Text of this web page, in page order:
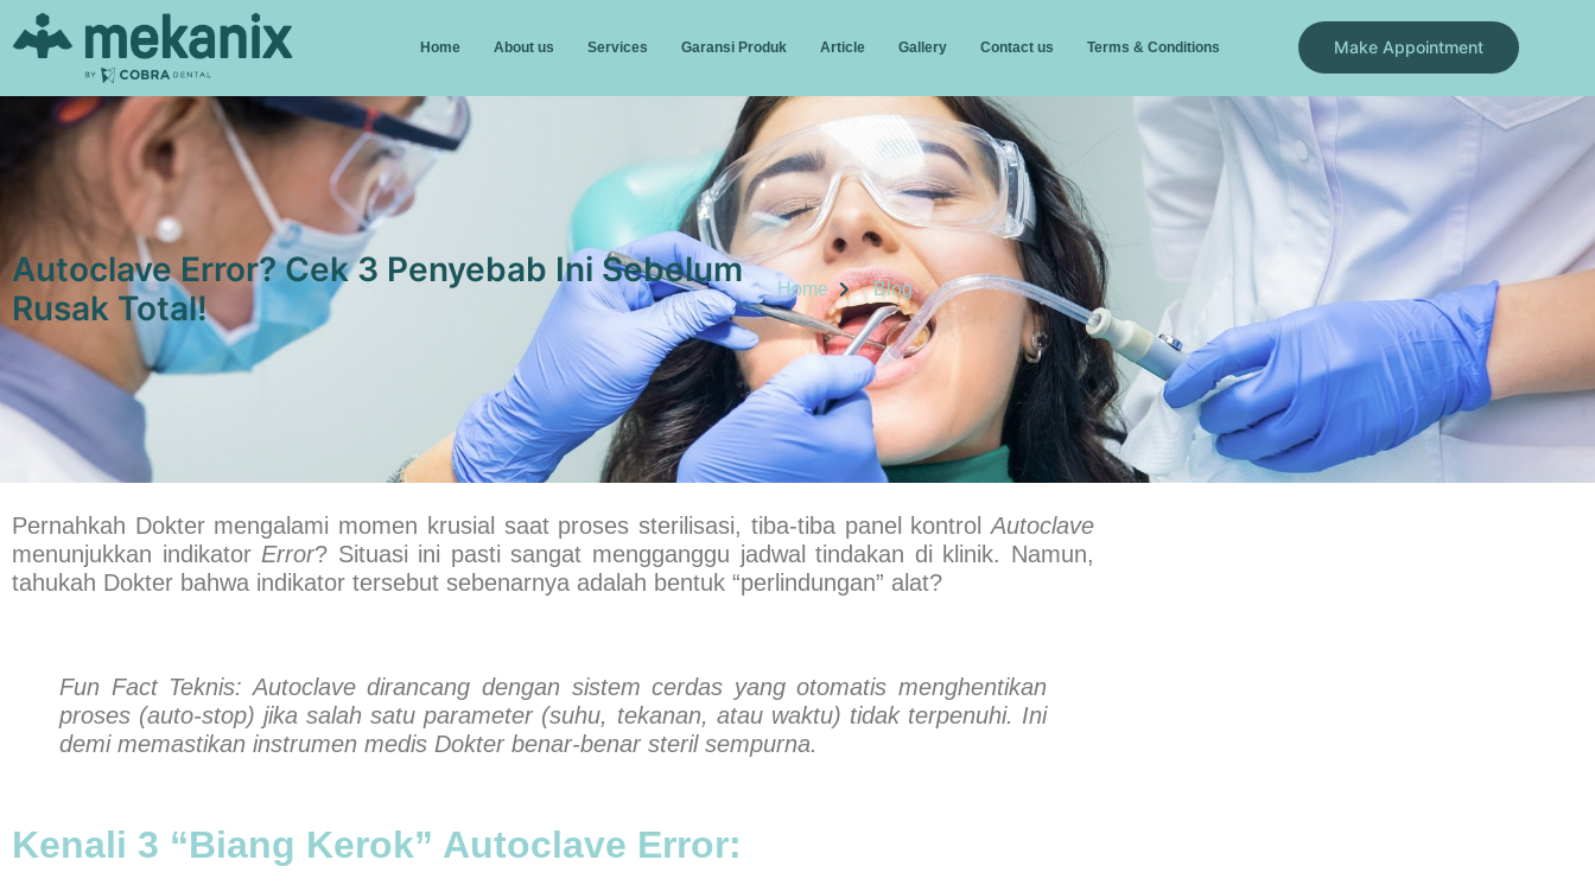
Home About us Services Garansi Produk Article Gallery Contact us Terms & Conditions Make Appointment
Autoclave Error? Cek 3 Penyebab Ini Sebelum
Rusak Total!
Home Blog
Pernahkah Doktermengalami momen krusial saat proses sterilisasi, tiba-tiba panel kontrol Autoclave
menunjukkan indikator Error? Situasi ini pasti sangat mengganggu jadwal tindakan di klinik. Namun,
tahukah Dokter bahwa indikator tersebut sebenarnya adalah bentuk “perlindungan” alat?
Fun Fact Teknis: Autoclave dirancang dengan sistem cerdas yang otomatis menghentikan
proses (auto-stop) jika salah satu parameter (suhu, tekanan, atau waktu) tidak terpenuhi. Ini
demi memastikan instrumen medis Dokterbenar-benar steril sempurna.
Kenali 3 “Biang Kerok” Autoclave Error: